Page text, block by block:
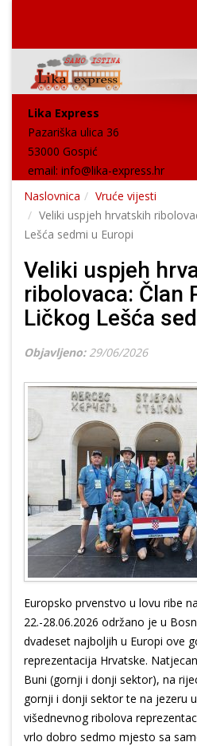
Lika Express
Pazariška ulica 36
53000 Gospić
email: info@lika-express.hr
Naslovnica
Vruće vijesti
Veliki uspjeh hrvatskih
Lešća sedmi u Europi
Veliki uspjeh
ribolovaca: Član
Ličkog Lešća
Objavljeno: 29/06/2026
Europsko prvenstvo u lovu ribe
22.-28.06.2026 održano je u
dvadeset najboljih u Europi ove
reprezentacija Hrvatske.
Buni (gornji i donji sektor), na
gornji i donji sektor te na jezeru
višednevnog ribolova
vrlo dobro sedmo mjesto sa